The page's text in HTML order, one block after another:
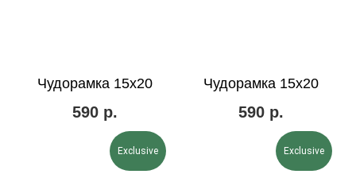
Чудорамка 15х20
590 р.
Чудорамка 15х20
590 р.
Exclusive Exclusive